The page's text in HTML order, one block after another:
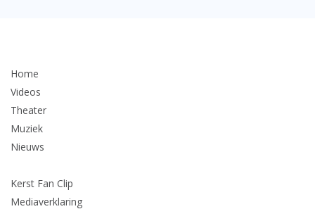
Home
Videos
Theater
Muziek
Nieuws
Kerst Fan Clip
Mediaverklaring